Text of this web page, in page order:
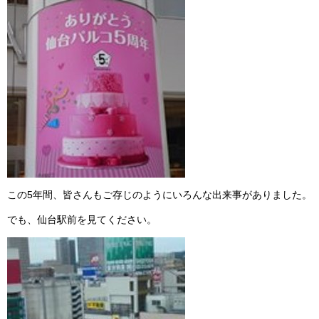
この5年間、皆さんもご存じのようにいろんな出来事がありました。
でも、仙台駅前を見てください。